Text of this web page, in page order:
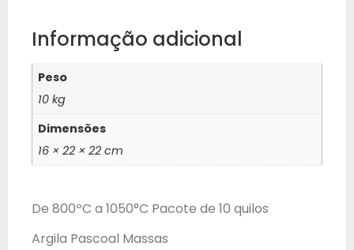
Informação adicional
Peso
10 kg
Dimensões
16 × 22 × 22 cm
De 800ºC a 1050°C Pacote de 10 quilos
Argila Pascoal Massas